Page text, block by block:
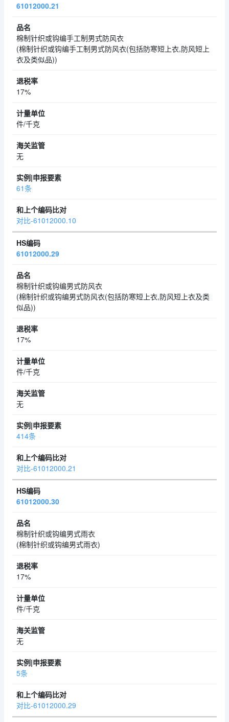
61012000.21
棉制针织或钩编手工制男式防风衣
(棉制针织或钩编手工制男式防风衣(包括防寒短上衣,防风短上
衣及类似品))
17%
件/千克
无
61条
对比-61012000.10
61012000.29
棉制针织或钩编男式防风衣
(棉制针织或钩编男式防风衣(包括防寒短上衣,防风短上衣及类
似品))
17%
件/千克
无
414条
对比-61012000.21
61012000.30
棉制针织或钩编男式雨衣
(棉制针织或钩编男式雨衣)
17%
件/千克
无
5条
对比-61012000.29